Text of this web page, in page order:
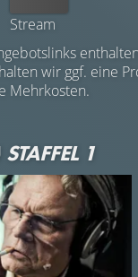
Stream
wir ggf. eine
Mehrkosten.
STAFFEL 1